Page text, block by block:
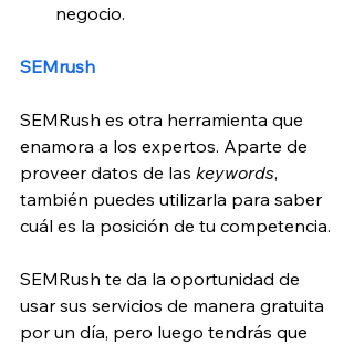
negocio.
SEMrush
SEMRush es otra herramienta que
enamora a los expertos. Aparte de
proveer datos de las keywords,
también puedes utilizarla para saber
cuál es la posición de tu competencia.
SEMRush te da la oportunidad de
usar sus servicios de manera gratuita
por un día, pero luego tendrás que